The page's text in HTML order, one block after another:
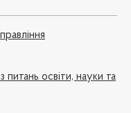
питань освіти, науки та